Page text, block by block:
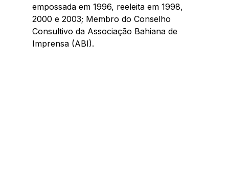
empossada em 1996, reeleita em 1998,
2000 e 2003; Membro do Conselho
Consultivo da Associação Bahiana de
Imprensa (ABI).